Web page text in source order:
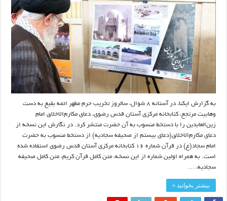
به گزارش ایکنا، در آستانه ۸ شوال، سالروز تخریب حرم مطهر ائمه بقیع به دست
وهابیت مرتجع، کتابخانه مرکزی آستان قدس رضوی، دعای مکارم‌الاخلاق امام
زین‌العابدین را با دستخط منسوب به آن حضرت منتشر کرد. در نگارش این نسخه از
دعای مکارم‌الاخلاق(دعای بیستم از صحیفه سجادیه) از دستخط منسوب به حضرت
امام سجاد(ع) در قرآن شماره ۱۶ کتابخانه مرکزی آستان قدس رضوی استفاده شده
است. به همراه اولین شماره از این نسخه، متن کامل قرآن کریم، متن کامل صحیفه
سجادیه، …
بیشتر بخوانید »